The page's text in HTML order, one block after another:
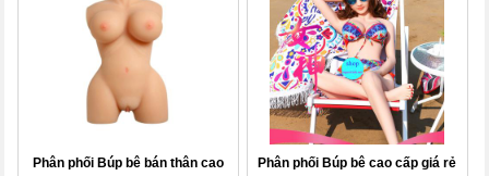
Phân phối Búp bê bán thân cao
Phân phối Búp bê cao cấp giá rẻ